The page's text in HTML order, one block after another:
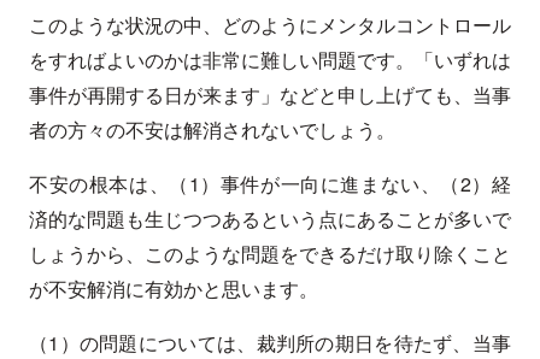
このような状況の中、どのようにメンタルコントロール
をすればよいのかは非常に難しい問題です。「いずれは
事件が再開する日が来ます」などと申し上げても、当事
者の方々の不安は解消されないでしょう。
不安の根本は、（1）事件が一向に進まない、（2）経
済的な問題も生じつつあるという点にあることが多いで
しょうから、このような問題をできるだけ取り除くこと
が不安解消に有効かと思います。
（1）の問題については、裁判所の期日を待たず、当事